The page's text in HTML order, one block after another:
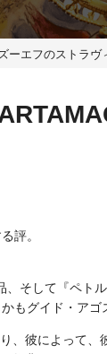
エフのストラヴ
評。
そして『ペ
もグイド・アゴ
、彼によって